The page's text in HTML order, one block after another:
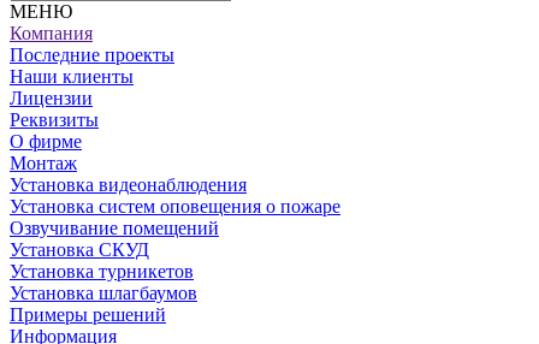
МЕНЮ
Компания
Последние проекты
Наши клиенты
Лицензии
Реквизиты
О фирме
Монтаж
Установка видеонаблюдения
Установка систем оповещения о пожаре
Озвучивание помещений
Установка СКУД
Установка турникетов
Установка шлагбаумов
Примеры решений
Информация